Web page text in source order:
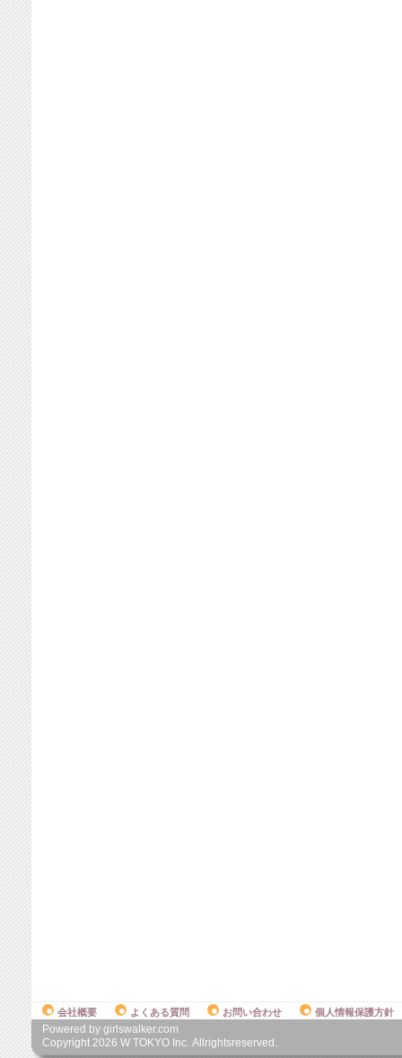
会社概要 よくある質問 お問い合わせ 個人情報保護方針
Powered by girlswalker.com
Copyright 2026 W TOKYO Inc. Allrightsreserved.